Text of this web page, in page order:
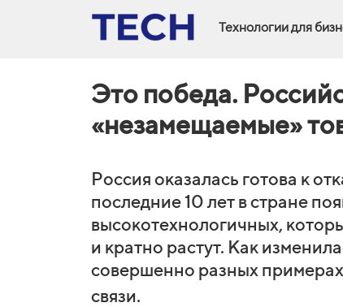
Технологии для
Это победа.
«незамещаемые»
Россия оказалась готова к
последние 10 лет в стране
высокотехнологичных,
и кратно растут. Как
совершенно разных примерах
связи.